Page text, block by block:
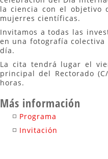
la ciencia con el objetivo
mujerres científicas.
Invitamos a todas las
en una fotografía
día.
La cita tendrá lugar el
principal del Rectorado
horas.
Más información
Programa
Invitación